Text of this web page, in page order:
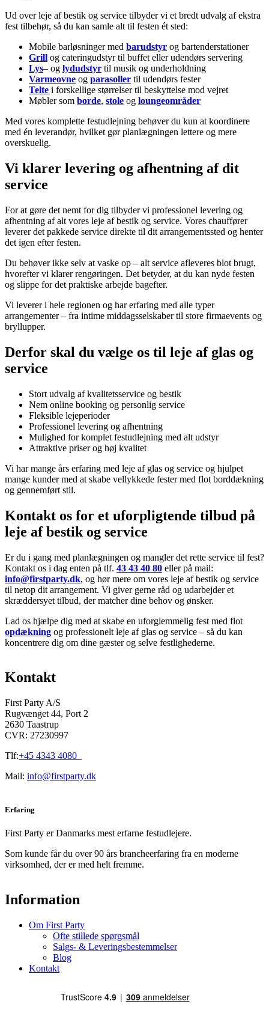
Ud over leje af bestik og service tilbyder vi et bredt udvalg af ekstra
fest tilbehør, så du kan samle alt til festen ét sted:
Mobile barløsninger med barudstyr og bartenderstationer
Grill og cateringudstyr til buffet eller udendørs servering
Lys– og lydudstyr til musik og underholdning
Varmeovne og parasoller til udendørs fester
Telte i forskellige størrelser til beskyttelse mod vejret
Møbler som borde, stole og loungeområder
Med vores komplette festudlejning behøver du kun at koordinere
med én leverandør, hvilket gør planlægningen lettere og mere
overskuelig.
Vi klarer levering og afhentning af dit
service
For at gøre det nemt for dig tilbyder vi professionel levering og
afhentning af alt vores leje af bestik og service. Vores chauffører
leverer det pakkede service direkte til dit arrangementssted og henter
det igen efter festen.
Du behøver ikke selv at vaske op – alt service afleveres blot brugt,
hvorefter vi klarer rengøringen. Det betyder, at du kan nyde festen
og slippe for det praktiske arbejde bagefter.
Vi leverer i hele regionen og har erfaring med alle typer
arrangementer – fra intime middagsselskaber til store firmaevents og
bryllupper.
Derfor skal du vælge os til leje af glas og
service
Stort udvalg af kvalitetsservice og bestik
Nem online booking og personlig service
Fleksible lejeperioder
Professionel levering og afhentning
Mulighed for komplet festudlejning med alt udstyr
Attraktive priser og høj kvalitet
Vi har mange års erfaring med leje af glas og service og hjulpet
mange kunder med at skabe vellykkede fester med flot borddækning
og gennemført stil.
Kontakt os for et uforpligtende tilbud på
leje af bestik og service
Er du i gang med planlægningen og mangler det rette service til fest?
Kontakt os i dag enten på tlf. 43 43 40 80 eller på mail:
info@firstparty.dk, og hør mere om vores leje af bestik og service
til netop dit arrangement. Vi giver gerne råd og udarbejder et
skræddersyet tilbud, der matcher dine behov og ønsker.
Lad os hjælpe dig med at skabe en uforglemmelig fest med flot
opdækning og professionelt leje af glas og service – så du kan
koncentrere dig om dine gæster og selve festlighederne.
Kontakt
First Party A/S
Rugvænget 44, Port 2
2630 Taastrup
CVR: 27230997
Tlf:+45 4343 4080
Mail: info@firstparty.dk
Erfaring
First Party er Danmarks mest erfarne festudlejere.
Som kunde får du over 90 års brancheerfaring fra en moderne
virksomhed, der er med helt fremme.
Information
Om First Party
Ofte stillede spørgsmål
Salgs- & Leveringsbestemmelser
Blog
Kontakt